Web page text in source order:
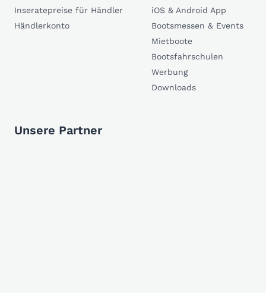
Inseratepreise für Händler
Händlerkonto
iOS & Android App
Bootsmessen & Events
Mietboote
Bootsfahrschulen
Werbung
Downloads
Unsere Partner